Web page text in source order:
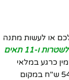
או לעשות מתנה
ארנק עור לגבר | 2 תאים לשטרות ו-11 תאים
כרגע במלאי
במחיר מבצע מדהים שלא יימשך לנצח: רק 54.9 ש"ח במקום